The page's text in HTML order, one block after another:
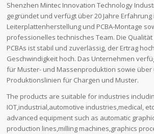
Shenzhen Mintec Innovation Technology
gegründet und verfügt über 20 Jahre Erfahrung
Leiterplattenherstellung und PCBA-Montage
professionelles technisches Team. Die
PCBAs ist stabil und zuverlässig, der Ertrag
Geschwindigkeit hoch. Das Unternehmen
für Muster- und Massenproduktion sowie über
Produktionslinien für Chargen und Muster.
The products are suitable for industries
IOT,industrial,automotive industries,medical,
advanced equipment such as automatic
production lines,milling machines,graphics